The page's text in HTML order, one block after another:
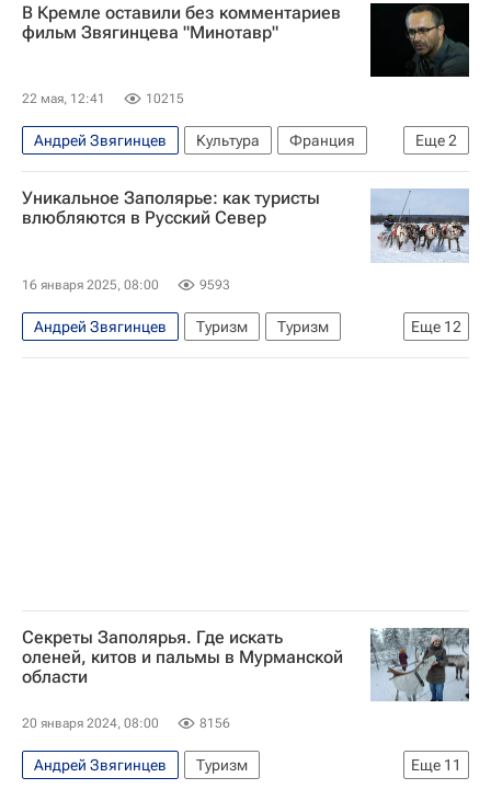
В Кремле оставили без комментариев
фильм Звягинцева "Минотавр"
22 мая, 12:41 10215
Еще2
Андрей Звягинцев Культура
Франция
Россия
Дмитрий Песков
Уникальное Заполярье: как туристы
влюбляются в Русский Север
16 января 2025, 08:00 9593
Еще 12
Андрей Звягинцев Туризм
Туризм
Маршруты - Туризм
Впечатления - Туризм
Секреты Заполярья. Где искать
оленей, китов и пальмы в Мурманской
области
20 января 2024, 08:00 8156
Еще 11
Андрей Звягинцев
Туризм